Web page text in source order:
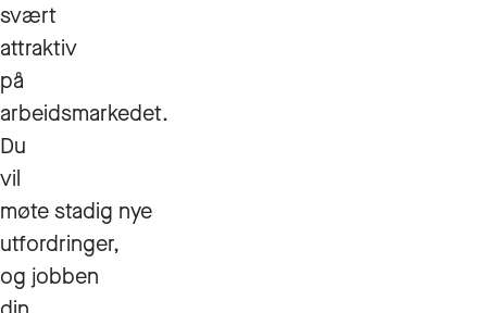
svært
attraktiv
på
arbeidsmarkedet.
Du
vil
møte stadig nye
utfordringer,
og jobben